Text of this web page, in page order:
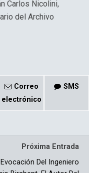
Carlos Nicolini,
del Archivo
Correo
electrónico
SMS
Próxima Entrada
Evocación Del Ingeniero